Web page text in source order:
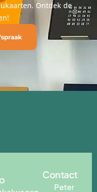
Ontdek de
Contact
Peter